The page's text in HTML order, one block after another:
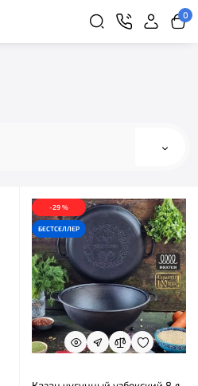
0
-29 %
БЕСТСЕЛЛЕР